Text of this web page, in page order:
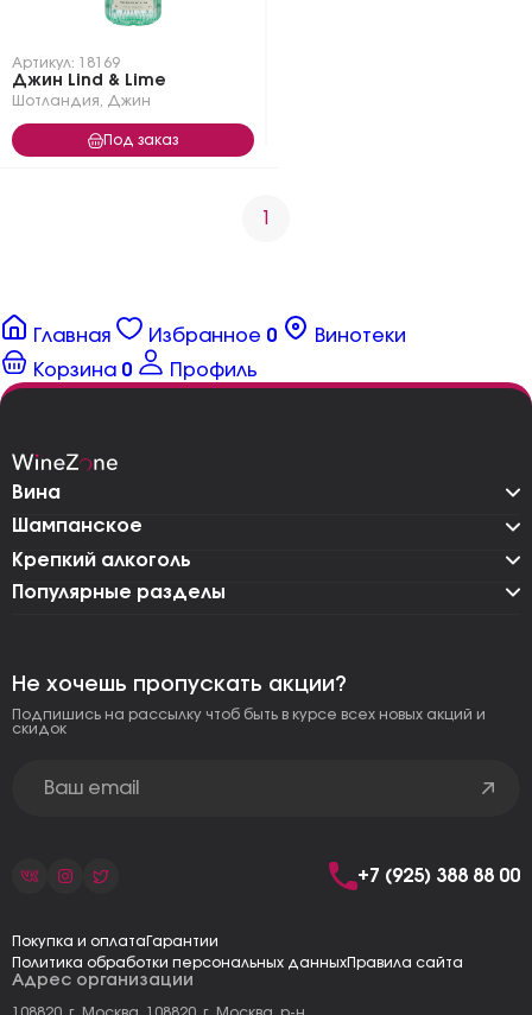
Артикул: 18169
Джин Lind & Lime
Шотландия Джин
Под заказ
1
Главная Избранное 0
Винотеки
Корзина 0 Профиль
Вина
Шампанское
Крепкий алкоголь
Популярные разделы
Адрес организации
Не хочешь пропускать акции?
Подпишись на рассылку чтоб быть в курсе всех новых акций и
скидок
+7 (925) 388 88 00
Покупка и оплата Гарантии
Политика обработки персональных данныхПравила сайта